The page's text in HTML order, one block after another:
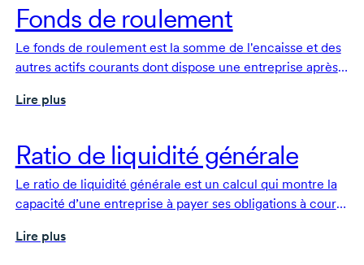
rembourser des prêts.
Fonds de roulement
Le fonds de roulement est la somme de l'encaisse et des
autres actifs courants dont dispose une entreprise après
Lire plus
Ratio de liquidité générale
Le ratio de liquidité générale est un calcul qui montre la
capacité d’une entreprise à payer ses obligations à court
Lire plus